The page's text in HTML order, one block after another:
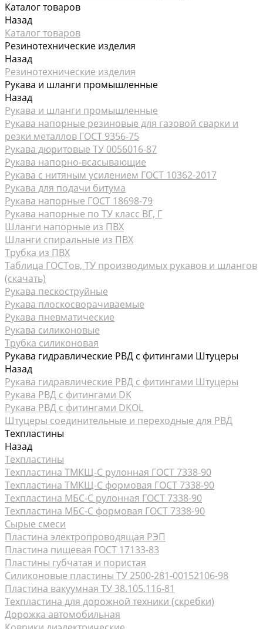
Каталог товаров
Назад
Каталог товаров
Резинотехнические изделия
Назад
Резинотехнические изделия
Рукава и шланги промышленные
Назад
Рукава и шланги промышленные
Рукава напорные резиновые для газовой сварки и
резки металлов ГОСТ 9356-75
Рукава дюритовые ТУ 0056016-87
Рукава нaпорно-всасывающие
Рукава с нитяным усилением ГОСТ 10362-2017
Рукава для подачи битума
Рукава напорные ГОСТ 18698-79
Рукава напорные по ТУ класс ВГ, Г
Шланги напорные из ПВХ
Шланги спиральные из ПВХ
Трубка из ПВХ
Таблица ГОСТов, ТУ производимых рукавов и шлангов
(скачать)
Рукава пескоструйные
Рукава плоскосворачиваемые
Рукава пневматические
Рукава силиконовые
Трубка силиконовая
Рукава гидравлические РВД с фитингами Штуцеры
Назад
Рукава гидравлические РВД с фитингами Штуцеры
Рукава РВД с фитингами DK
Рукава РВД с фитингами DKOL
Штуцеры соединительные и переходные для РВД
Техпластины
Назад
Техпластины
Техпластина ТМКЩ-С рулонная ГОСТ 7338-90
Техпластина ТМКЩ-С формовая ГОСТ 7338-90
Техпластина МБС-С рулонная ГОСТ 7338-90
Техпластина МБС-С формовая ГОСТ 7338-90
Сырые смеси
Пластина электропроводящая РЭП
Пластина пищевая ГОСТ 17133-83
Пластины губчатая и пористая
Силиконовые пластины ТУ 2500-281-00152106-98
Пластина вакуумная ТУ 38.105.116-81
Техпластина для дорожной техники (скребки)
Дорожка автомобильная